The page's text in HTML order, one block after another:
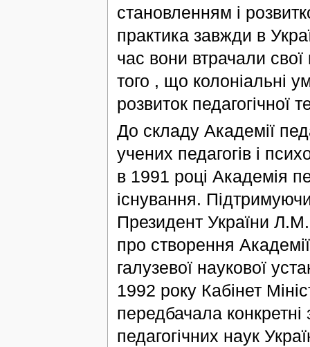
становленням і
практика завжди в
час вони втрачали
того , що колоніальні
розвиток педагогічної
До складу Академії
учених педагогів і
в 1991 році Академія
існування.
Президент України
про створення
галузевої наукової
1992 року Кабінет
передбачала
педагогічних наук